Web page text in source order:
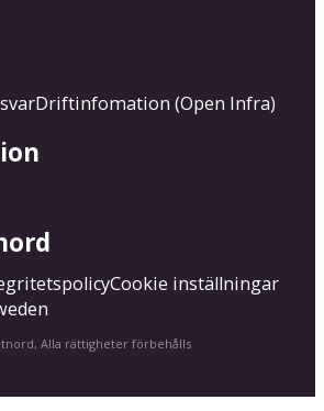
Driftinfomation (Open Infra)
Cookie inställningar
Alla rättigheter förbehålls